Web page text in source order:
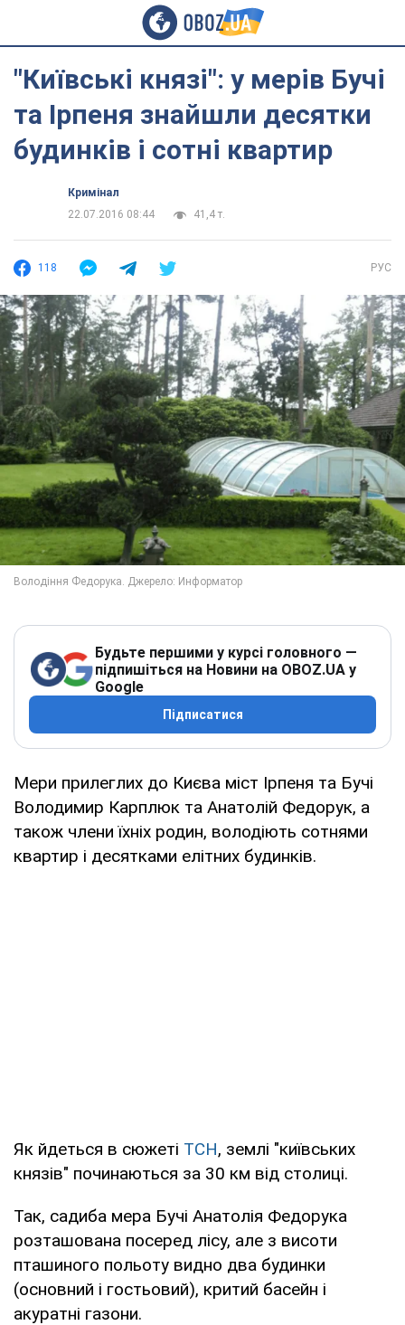
"Київські князі": у мерів Бучі
та Ірпеня знайшли десятки
будинків і сотні квартир
Кримінал
22.07.2016 08:44
41,4 т.
118 РУС
Будьте першими у курсі головного —
підпишіться на Новини на OBOZ.UA у
Google
Підписатися
Мери прилеглих до Києва міст Ірпеня та Бучі
Володимир Карплюк та Анатолій Федорук, а
також члени їхніх родин, володіють сотнями
квартир і десятками елітних будинків.
Як йдеться в сюжеті ТСН, землі "київських
князів" починаються за 30 км від столиці.
Так, садиба мера Бучі Анатолія Федорука
розташована посеред лісу, але з висоти
пташиного польоту видно два будинки
(основний і гостьовий), критий басейн і
акуратні газони.